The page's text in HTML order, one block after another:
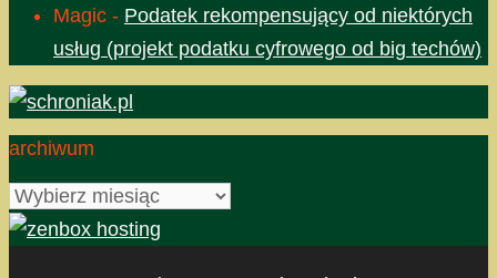
Magic - Podatek rekompensujący od niektórych
usług (projekt podatku cyfrowego od big techów)
archiwum
archiwum